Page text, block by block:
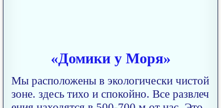
«Домики у Моря»
Мы расположены в экологически чистой
зоне. здесь тихо и спокойно. Все развлеч